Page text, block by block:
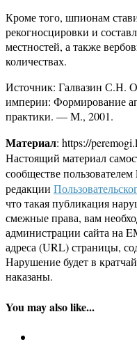
Кроме того, шпионам
рекогносцировки и
местностей, а также
количествах.
Источник: Галвазин С.Н.
империи: Формирование
практики. — М., 2001.
Материал: https://
Настоящий материал
сообществе пользователем
редакции
что такая публикация
смежные права, вам
администрации сайта на
адреса (URL) страницы,
Нарушение будет в
наказаны.
You may also like...